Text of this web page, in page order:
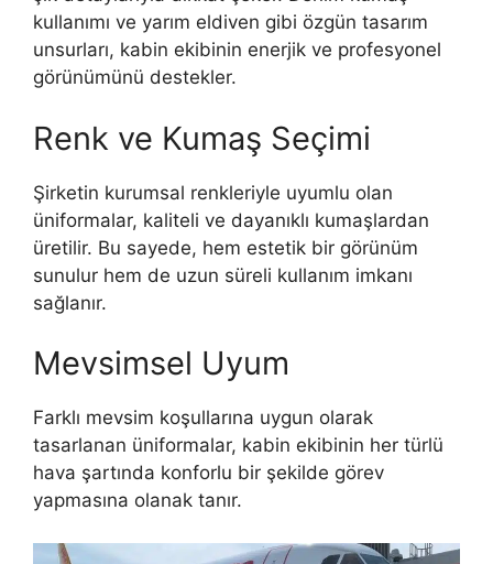
kullanımı ve yarım eldiven gibi özgün tasarım
unsurları, kabin ekibinin enerjik ve profesyonel
görünümünü destekler.
Renk ve Kumaş Seçimi
Şirketin kurumsal renkleriyle uyumlu olan
üniformalar, kaliteli ve dayanıklı kumaşlardan
üretilir. Bu sayede, hem estetik bir görünüm
sunulur hem de uzun süreli kullanım imkanı
sağlanır.
Mevsimsel Uyum
Farklı mevsim koşullarına uygun olarak
tasarlanan üniformalar, kabin ekibinin her türlü
hava şartında konforlu bir şekilde görev
yapmasına olanak tanır.